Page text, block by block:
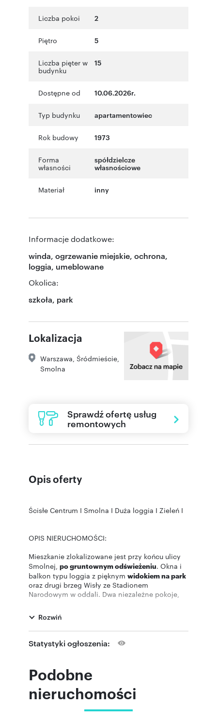
Liczba pokoi 2
Piętro 5
Liczba pięter w
budynku
15
Dostępne od 10.06.2026r.
Typ budynku apartamentowiec
Rok budowy 1973
Forma
własności
spółdzielcze
własnościowe
Materiał inny
Informacje dodatkowe:
winda, ogrzewanie miejskie, ochrona,
loggia, umeblowane
Okolica:
szkoła, park
Lokalizacja
Warszawa Śródmieście
Smolna
Sprawdź ofertę usług
remontowych
Opis oferty
Ścisłe Centrum I Smolna I Duża loggia I Zieleń I
OPIS NIERUCHOMOŚCI:
Mieszkanie zlokalizowane jest przy końcu ulicy
Smolnej, po gruntownym odświeżeniu. Okna i
balkon typu loggia z pięknym widokiem na park
oraz drugi brzeg Wisły ze Stadionem
Narodowym w oddali. Dwa niezależne pokoje,
Doskonała lokalizacja umożliwiająca łatwy
dostęp do pełnej infrastruktury, komunikacji i
terenów rekreacyjnych.
DODATKOWE INFORMACJE:
- 4.000 PLN razem z czynszem
administracyjnym + opłaty licznikowe,
- dostępne od ręki
Rozwiń
Statystyki ogłoszenia:
Podobne
nieruchomości